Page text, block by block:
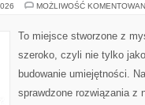
MOŻLIWOŚĆ
To miejsce stworzone z
szeroko, czyli nie tylko
budowanie umiejętności.
sprawdzone rozwiązania z